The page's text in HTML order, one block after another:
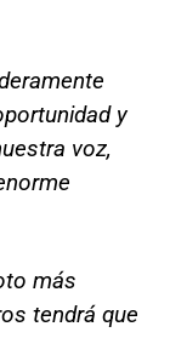
y
voz,
más
tendrá que